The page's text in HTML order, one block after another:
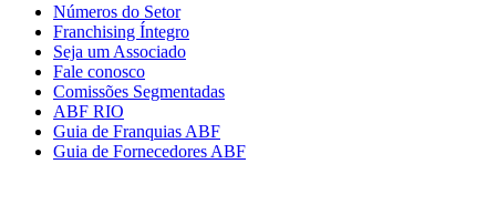
Números do Setor
Franchising Íntegro
Seja um Associado
Fale conosco
Comissões Segmentadas
ABF RIO
Guia de Franquias ABF
Guia de Fornecedores ABF